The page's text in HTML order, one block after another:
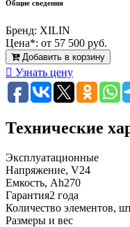
Общие сведения
Бренд: XILIN
Цена*: от 57 500 руб.
Добавить в корзину
Узнать цену
Технические
Эксплуатационные
Напряжение, V24
Емкость, Ah270
Гарантия2 года
Количество элементов,
Размеры и вес